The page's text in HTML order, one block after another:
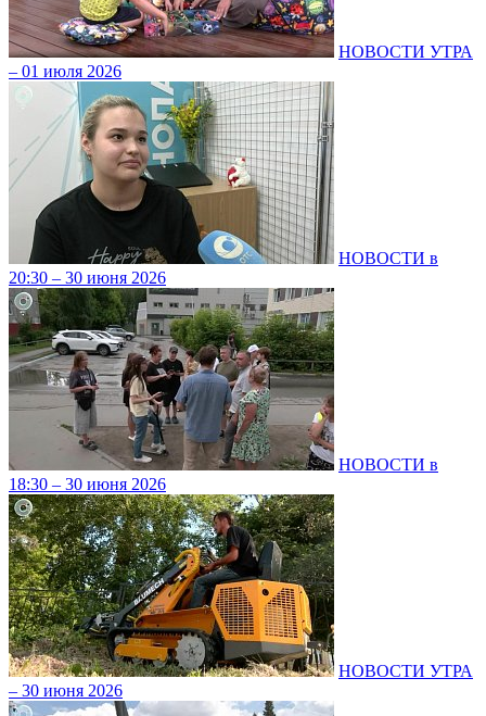
НОВОСТИ УТРА
– 01 июля 2026
НОВОСТИ в
20:30 – 30 июня 2026
НОВОСТИ в
18:30 – 30 июня 2026
НОВОСТИ УТРА
– 30 июня 2026